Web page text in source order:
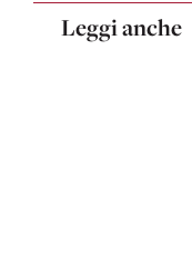
Leggi anche